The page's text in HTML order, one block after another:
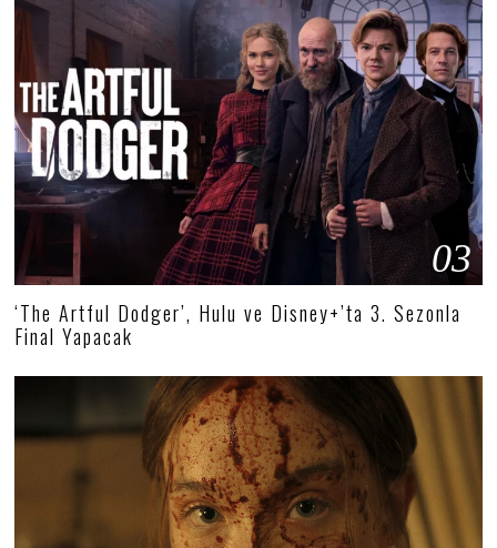
03
‘The Artful Dodger’, Hulu ve Disney+’ta 3. Sezonla
Final Yapacak